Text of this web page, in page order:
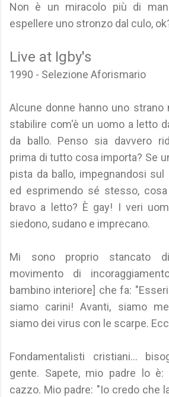
Non è un miracolo più di
espellere uno stronzo dal culo,
Live at Igby's
1990 - Selezione Aforismario
Alcune donne hanno uno strano
stabilire com'è un uomo a letto
da ballo. Penso sia davvero
prima di tutto cosa importa? Se
pista da ballo, impegnandosi sul
ed esprimendo sé stesso,
bravo a letto? È gay! I veri
siedono, sudano e imprecano.
Mi sono proprio stancato
movimento di
bambino interiore] che fa:
siamo carini! Avanti, siamo
siamo dei virus con le scarpe.
Fondamentalisti cristiani...
gente. Sapete, mio padre lo è:
cazzo. Mio padre: "Io credo che